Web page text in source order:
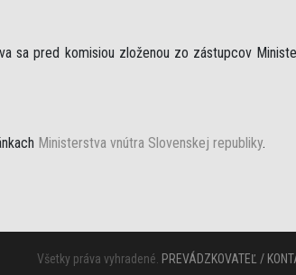
sa pred komisiou zloženou zo zástupcov
Ministerstva vnútra Slovenskej republiky.
Všetky práva vyhradené. PREVÁDZKOVATEĽ /